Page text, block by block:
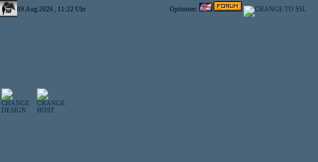
09.Aug.2026 , 11:22 Uhr Optionen: